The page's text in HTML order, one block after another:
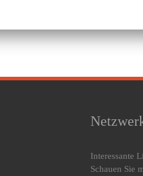
Interessante
Schauen Sie